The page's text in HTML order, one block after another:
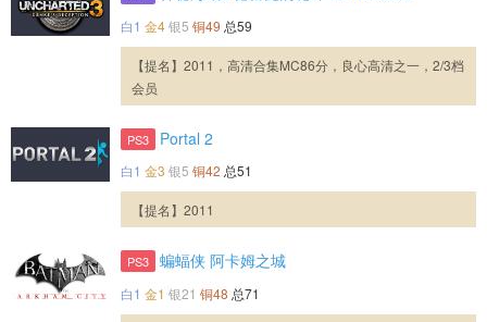
白1 金4银5 铜49 总59
【提名】2011，高清合集MC86分，良心高清之一，2/3档
会员
PS3 Portal 2
白1 金3 银5 铜42 总51
【提名】2011
PS3 蝙蝠侠 阿卡姆之城
白1 金1 银21 铜48 总71